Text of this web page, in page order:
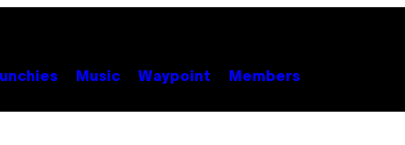
Music Waypoint Members